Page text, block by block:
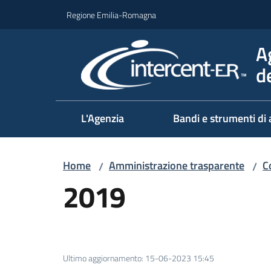
Regione Emilia-Romagna
L'Agenzia Bandi e strumenti di
Home / Amministrazione trasparente /
2019
Ultimo aggiornamento: 15-06-2023 15:45